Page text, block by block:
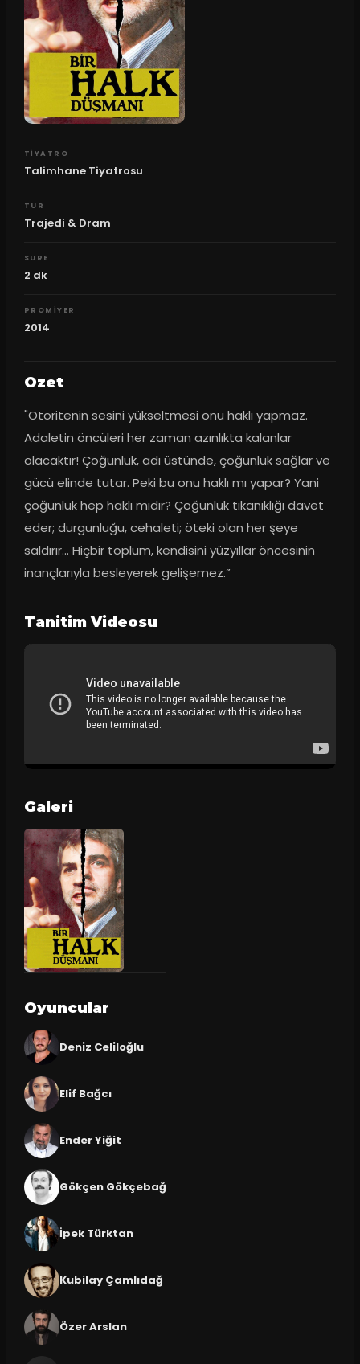
TIYATRO
Talimhane Tiyatrosu
TUR
Trajedi & Dram
SURE
2 dk
PROMIYER
2014
Ozet
"Otoritenin sesini yükseltmesi onu haklı yapmaz.
Adaletin öncüleri her zaman azınlıkta kalanlar
olacaktır! Çoğunluk, adı üstünde, çoğunluk sağlar ve
gücü elinde tutar. Peki bu onu haklı mı yapar? Yani
çoğunluk hep haklı mıdır? Çoğunluk tıkanıklığı davet
eder; durgunluğu, cehaleti; öteki olan her şeye
saldırır... Hiçbir toplum, kendisini yüzyıllar öncesinin
inançlarıyla besleyerek gelişemez.”
Tanitim Videosu
Galeri
Oyuncular
Deniz Celiloğlu
Elif Bağcı
Ender Yiğit
Gökçen Gökçebağ
İpek Türktan
Kubilay Çamlıdağ
Özer Arslan